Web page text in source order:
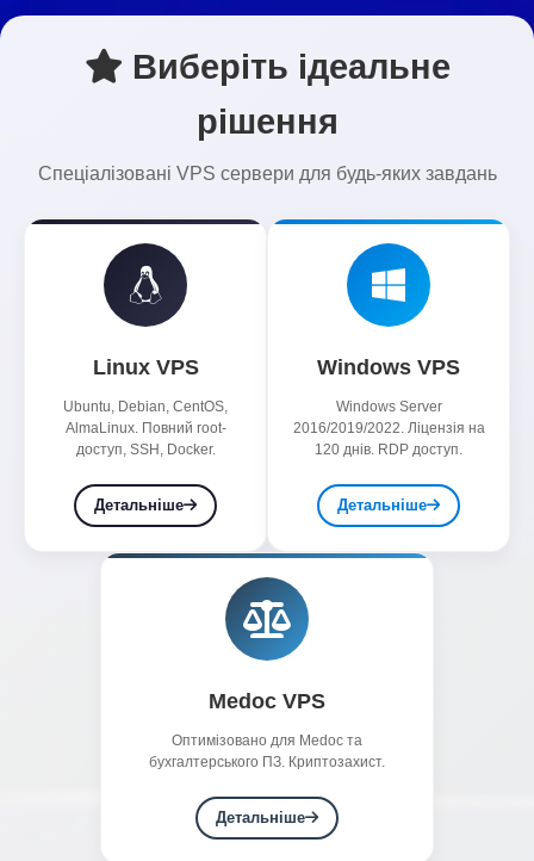
Виберіть ідеальне
рішення
Спеціалізовані VPS сервери для будь-яких завдань
Linux VPS
Ubuntu, Debian, CentOS,
AlmaLinux. Повний root-
доступ, SSH, Docker.
Детальніше
Windows VPS
Windows Server
2016/2019/2022. Ліцензія на
120 днів. RDP доступ.
Детальніше
Medoc VPS
Оптимізовано для Medoc та
бухгалтерського ПЗ. Криптозахист.
Детальніше